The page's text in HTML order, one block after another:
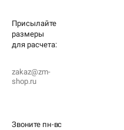
Присылайте
размеры
для расчета:
zakaz@zm-
shop.ru
Звоните пн-вс